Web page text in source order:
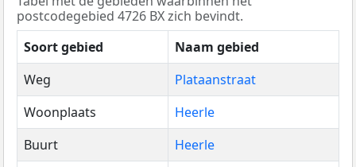
postcodegebied 4726 BX zich bevindt.
Soort gebied
Naam gebied
Weg
Plataanstraat
Woonplaats
Heerle
Buurt
Heerle